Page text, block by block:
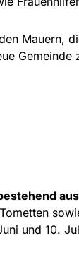
Mauern,
Gemeinde
und 10.